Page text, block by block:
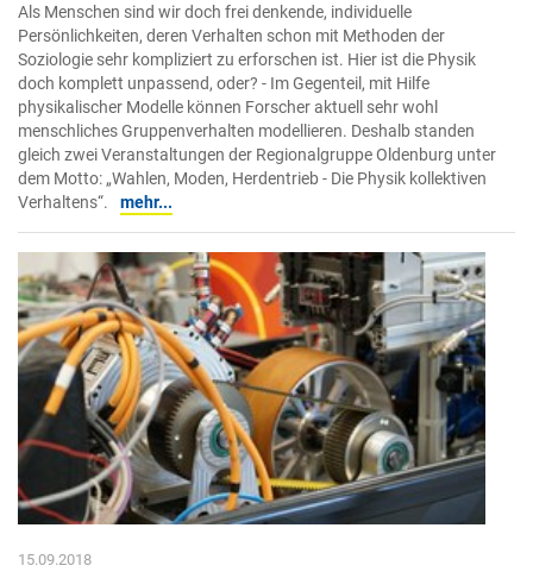
Als Menschen sind wir doch frei denkende, individuelle
Persönlichkeiten, deren Verhalten schon mit Methoden der
Soziologie sehr kompliziert zu erforschen ist. Hier ist die Physik
doch komplett unpassend, oder? - Im Gegenteil, mit Hilfe
physikalischer Modelle können Forscher aktuell sehr wohl
menschliches Gruppenverhalten modellieren. Deshalb standen
gleich zwei Veranstaltungen der Regionalgruppe Oldenburg unter
dem Motto: „Wahlen, Moden, Herdentrieb - Die Physik kollektiven
Verhaltens“.
mehr...
15.09.2018